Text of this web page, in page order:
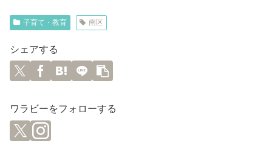
子育て・教育 南区
シェアする
ワラビーをフォローする